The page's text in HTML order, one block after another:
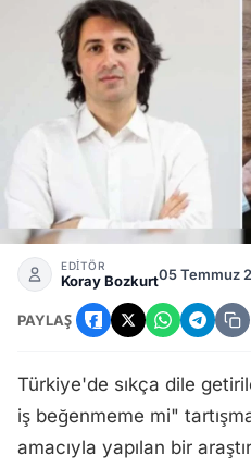
İş Beğenmeme Tartışması:
EDİTÖR
Koray Bozkurt05 Temmuz
PAYLAŞ
Türkiye'de sıkça dile
iş beğenmeme mi"
amacıyla yapılan bir